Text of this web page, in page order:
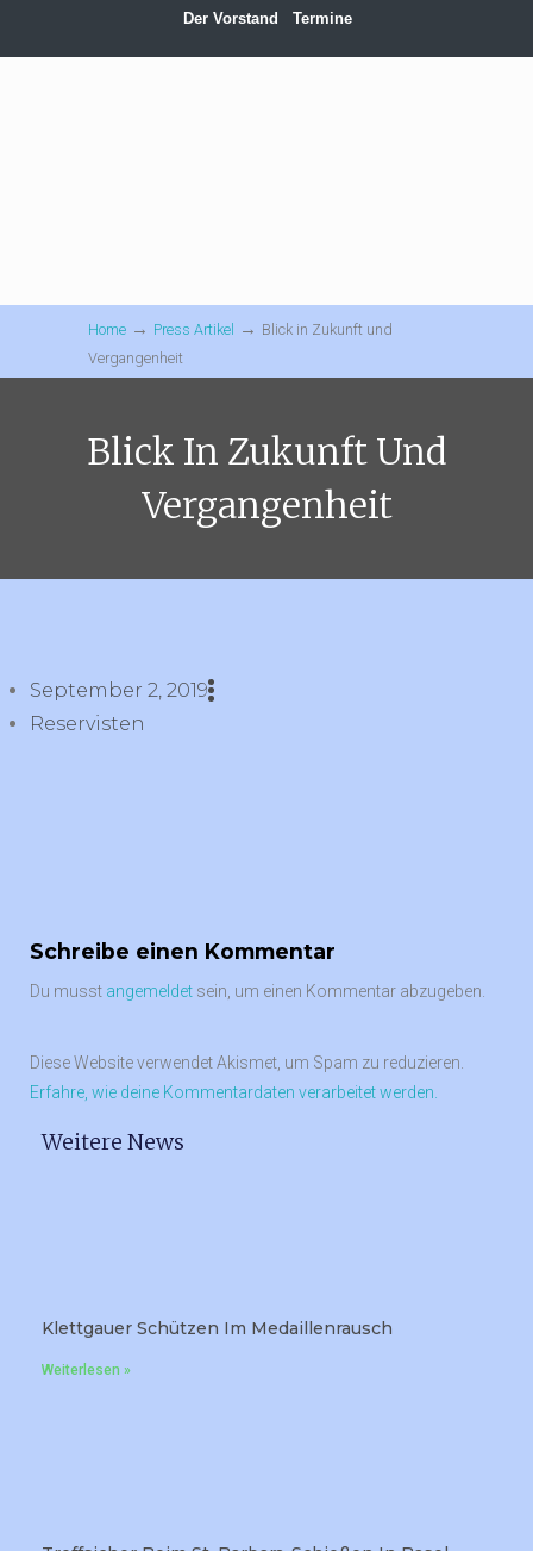
Der Vorstand Termine
Home → Press Artikel → Blick in Zukunft und
Vergangenheit
Blick In Zukunft Und
Vergangenheit
September 2, 2019
Reservisten
Schreibe einen Kommentar
Du musst angemeldet sein, um einen Kommentar abzugeben.
Diese Website verwendet Akismet, um Spam zu reduzieren.
Erfahre, wie deine Kommentardaten verarbeitet werden.
Weitere News
Klettgauer Schützen Im Medaillenrausch
Weiterlesen »